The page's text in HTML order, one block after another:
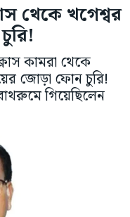
থেকে খগেশ্বর
কামরা থেকে
জোড়া ফোন চুরি!
গিয়েছিলেন